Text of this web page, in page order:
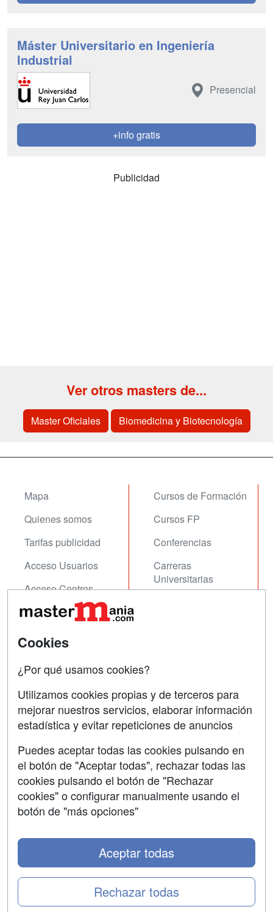
Máster Universitario en Ingeniería
Industrial
Presencial
+info gratis
Publicidad
Ver otros masters de...
Master Oficiales Biomedicina y Biotecnología
Mapa
Quienes somos
Tarifas publicidad
Acceso Usuarios
Acceso Centros
Cursos de Formación
Cursos FP
Conferencias
Carreras
Universitarias
Contactar
Copyleft
Grupo formazion:
Cookies
¿Por qué usamos cookies?
Utilizamos cookies propias y de terceros para
mejorar nuestros servicios, elaborar información
estadística y evitar repeticiones de anuncios
Puedes aceptar todas las cookies pulsando en
el botón de "Aceptar todas", rechazar todas las
cookies pulsando el botón de "Rechazar
cookies" o configurar manualmente usando el
botón de "más opciones"
Rechazar todas
Aceptar todas